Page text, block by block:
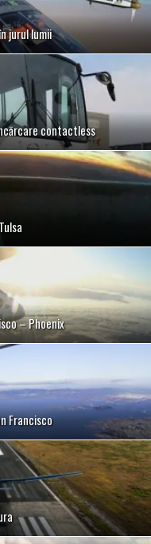
jurul lumii
contactless
– Phoenix
Francisco